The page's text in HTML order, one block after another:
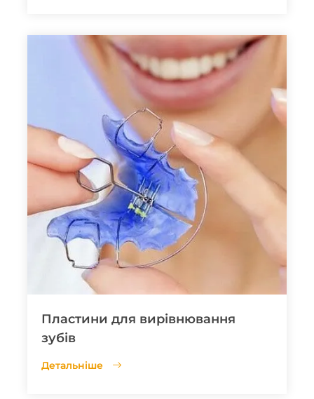
Пластини для вирівнювання
зубів
Детальніше